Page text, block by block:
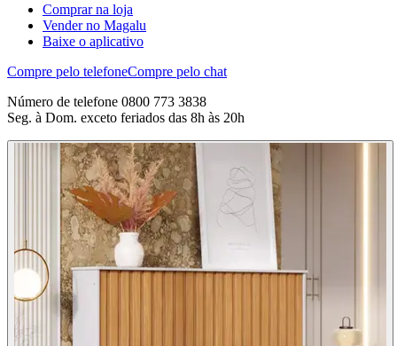
Comprar na loja
Vender no Magalu
Baixe o aplicativo
Compre pelo telefoneCompre pelo chat
Número de telefone 0800 773 3838
Seg. à Dom. exceto feriados das 8h às 20h